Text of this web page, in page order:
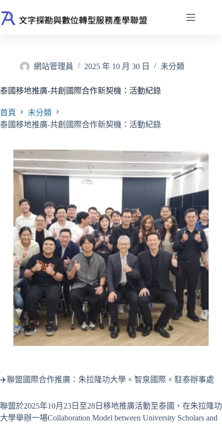
至
網站管理員 2025 年 10 月 30 日 未分類
泰國移地推廣-共創國際合作新契機：活動紀錄
首頁
未分類
泰國移地推廣-共創國際合作新契機：活動紀錄
✈️聯盟國際合作推廣：朱拉隆功大學 × 智泉國際 × 駐泰辦事處
聯盟於2025年10月23日至28日移地推廣活動至泰國，在朱拉隆功
大學舉辦一場Collaboration Model between University Scholars and